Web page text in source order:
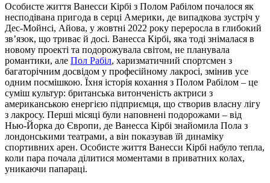
Особисте життя Ванесси Кірбі з Полом Рабілом почалося як
несподівана пригода в серці Америки, де випадкова зустріч у
Дес-Мойнсі, Айова, у жовтні 2022 року переросла в глибокий
зв’язок, що триває й досі. Ванесса Кірбі, яка тоді знімалася в
новому проекті та подорожувала світом, не планувала
романтики, але Пол Рабіл, харизматичний спортсмен з
багаторічним досвідом у професійному лакросі, змінив усе
одним посмішкою. Їхня історія кохання з Полом Рабілом – це
суміш культур: британська витонченість актриси з
американською енергією підприємця, що створив власну лігу
з лакросу. Перші місяці були наповнені подорожами – від
Нью-Йорка до Європи, де Ванесса Кірбі знайомила Пола з
лондонськими театрами, а він показував їй динаміку
спортивних арен. Особисте життя Ванесси Кірбі набуло тепла,
коли пара почала ділитися моментами в приватних колах,
уникаючи папараці.